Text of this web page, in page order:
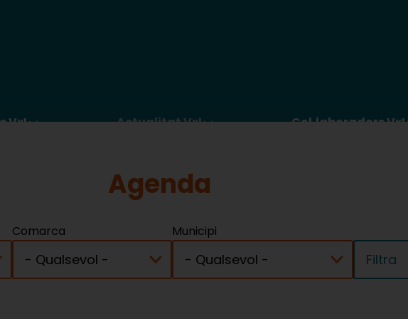
VxL Actualitat VxL Col·laboradors VxL
Agenda
Comarca Municipi